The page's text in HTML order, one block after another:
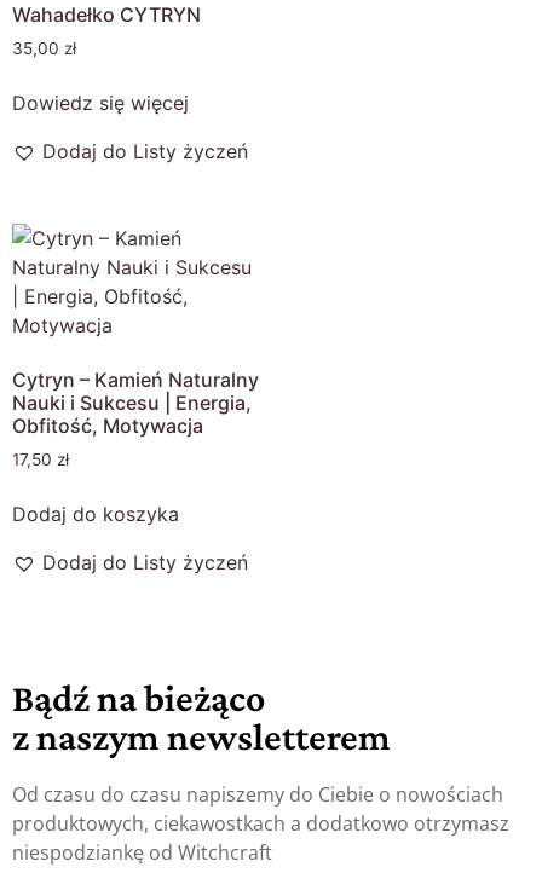
Wahadełko CYTRYN
35,00 zł
Dowiedz się więcej
Dodaj do Listy życzeń
Cytryn – Kamień Naturalny
Nauki i Sukcesu | Energia,
Obfitość, Motywacja
17,50 zł
Dodaj do koszyka
Dodaj do Listy życzeń
Bądź na bieżąco
z naszym newsletterem
Od czasu do czasu napiszemy do Ciebie o nowościach
produktowych, ciekawostkach a dodatkowo otrzymasz
niespodziankę od Witchcraft